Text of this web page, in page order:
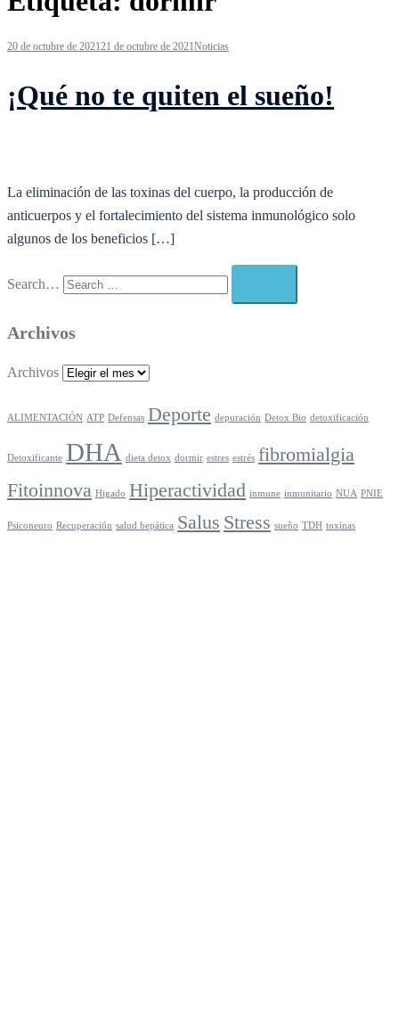
20 de octubre de 202121 de octubre de 2021Noticias
¡Qué no te quiten el sueño!
La eliminación de las toxinas del cuerpo, la producción de
anticuerpos y el fortalecimiento del sistema inmunológico solo
algunos de los beneficios […]
Search…
Archivos
Archivos
ALIMENTACIÓN ATP Defensas Deporte depuración Detox Bio detoxificación
Detoxificante DHA dieta detox dormir estres estrés fibromialgia
Fitoinnova Higado Hiperactividad inmune inmunitario NUA PNIE
Psiconeuro Recuperación salud hepática Salus Stress sueño TDH toxinas